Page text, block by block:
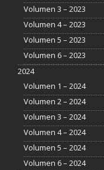
Volumen 3 – 2023
Volumen 4 – 2023
Volumen 5 – 2023
Volumen 6 – 2023
2024
Volumen 1 – 2024
Volumen 2 – 2024
Volumen 3 – 2024
Volumen 4 – 2024
Volumen 5 – 2024
Volumen 6 – 2024